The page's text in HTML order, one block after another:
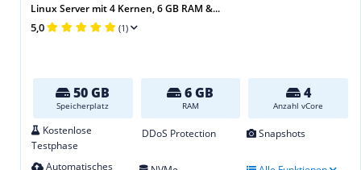
Linux Server mit 4 Kernen, 6 GB RAM &...
5,0 (1)
50 GB
Speicherplatz
6 GB
RAM
4
Anzahl vCore
Kostenlose
Testphase
DDoS Protection Snapshots
Automatisches